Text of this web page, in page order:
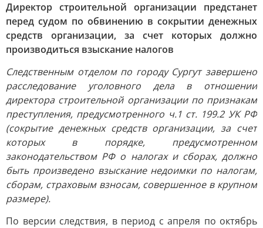
Директор строительной организации предстанет
перед судом по обвинению в сокрытии денежных
средств организации, за счет которых должно
производиться взыскание налогов
Следственным отделом по городу Сургут завершено
расследование уголовного дела в отношении
директора строительной организации по признакам
преступления, предусмотренного ч.1 ст. 199.2 УК РФ
(сокрытие денежных средств организации, за счет
которых в порядке, предусмотренном
законодательством РФ о налогах и сборах, должно
быть произведено взыскание недоимки по налогам,
сборам, страховым взносам, совершенное в крупном
размере).
По версии следствия, в период с апреля по октябрь